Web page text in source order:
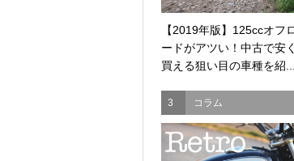
【2019年版】125ccオフ
ードがアツい！中古で安く
買える狙い目の車種を紹...
3 コラム